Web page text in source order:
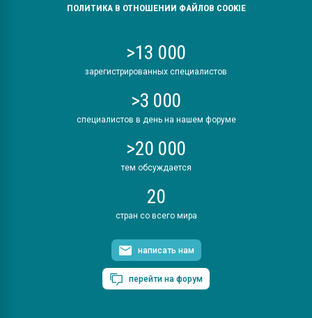
ПОЛИТИКА В ОТНОШЕНИИ ФАЙЛОВ COOKIE
>13 000
зарегистрированных специалистов
>3 000
специалистов в день на нашем форуме
>20 000
тем обсуждается
20
стран со всего мира
написать нам
перейти на форум